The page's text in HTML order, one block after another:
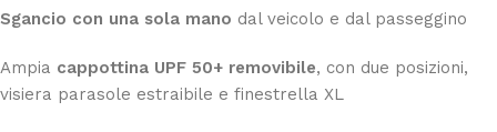
Sgancio con una sola mano dal veicolo e dal passeggino
Ampia cappottina UPF 50+ removibile, con due posizioni,
visiera parasole estraibile e finestrella XL